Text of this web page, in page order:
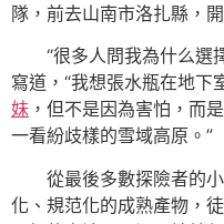
隊，前去山南市洛扎縣，
“很多人問我為什么選
寫道，“我想張水瓶在地下
妹 ，但不是因為害怕，而
一看紛歧樣的雪域高原。”
從最後多數探險者的
化、規范化的成熟產物，